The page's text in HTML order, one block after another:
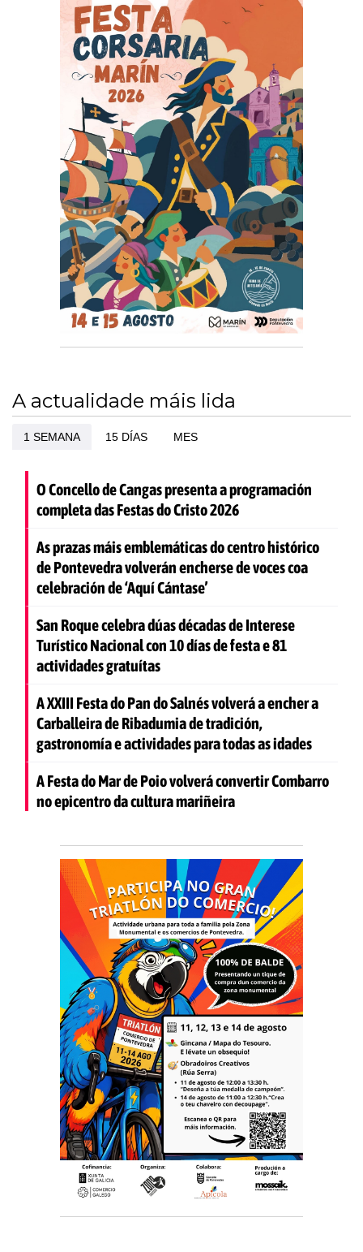
A actualidade máis lida
1 SEMANA 15 DÍAS MES
O Concello de Cangas presenta a programación
completa das Festas do Cristo 2026
As prazas máis emblemáticas do centro histórico
de Pontevedra volverán encherse de voces coa
celebración de ‘Aquí Cántase’
San Roque celebra dúas décadas de Interese
Turístico Nacional con 10 días de festa e 81
actividades gratuítas
A XXIII Festa do Pan do Salnés volverá a encher a
Carballeira de Ribadumia de tradición,
gastronomía e actividades para todas as idades
A Festa do Mar de Poio volverá convertir Combarro
no epicentro da cultura mariñeira